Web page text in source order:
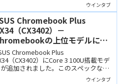
ります。既存の「Victus 15」の後継機
う位置づけです。
ウインタブ
Chromebook Plus
（CX3402）－
の上位モデルに
3 100U搭載のニューモデル
登場
Chromebook Plus
（CX3402）にCore 3 100U搭載モデ
追加されました。このスペックなら
アプリやGoogle Playの高負荷アプ
ウインタブ